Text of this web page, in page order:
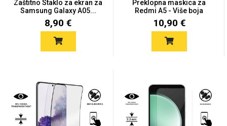
Zaštitno Staklo za ekran za
Samsung Galaxy A05...
8,90 €
Preklopna maskica za
Redmi A5 - Više boja
10,90 €